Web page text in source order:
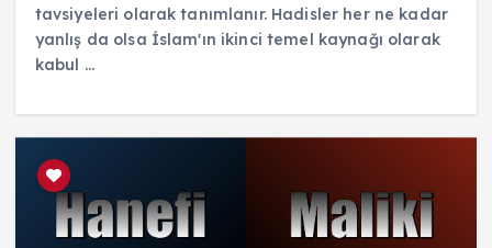
tavsiyeleri olarak tanımlanır. Hadisler her ne kadar
yanlış da olsa İslam'ın ikinci temel kaynağı olarak
kabul ...